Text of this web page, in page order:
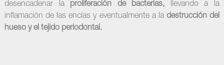
desencadenar la
proliferación de bacterias, llevando a la
inflamación de las encías y eventualmente a la destrucción del
hueso y el tejido periodontal.